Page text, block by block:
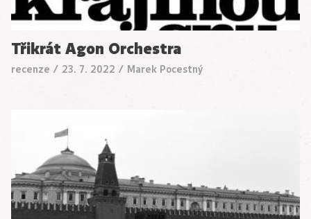
Třikrát Agon Orchestra
recenze / 23. 7. 2022 / Marek Pocestný